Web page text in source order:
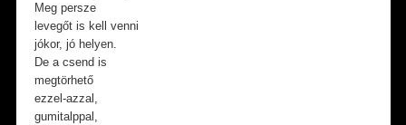
Meg persze
levegőt is kell venni
jókor, jó helyen.
De a csend is
megtörhető
ezzel-azzal,
gumitalppal,